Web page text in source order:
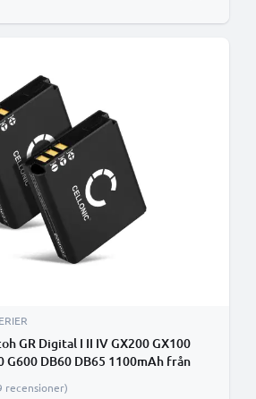
GR Digital I II IV GX200 GX100
G600 DB60 DB65 1100mAh från
recensioner)